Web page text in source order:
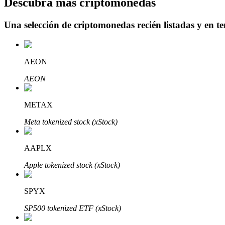
Inversiones exclusivas para titulares de BTR
Préstamos
Servicio de préstamos respaldado por criptomonedas
Descubra más criptomonedas
Una selección de criptomonedas recién listadas y en
AEON
AEON
METAX
Meta tokenized stock (xStock)
AAPLX
Apple tokenized stock (xStock)
SPYX
SP500 tokenized ETF (xStock)